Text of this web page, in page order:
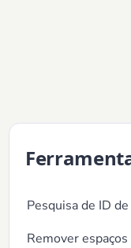
Pesquisa de ID
Remover espaços